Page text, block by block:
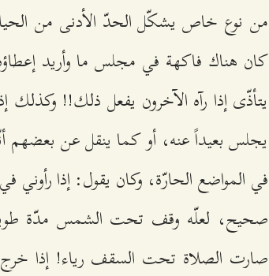
من نوع خاص يشكّل الحدّ الأدنى من
كان هناك فاكهة في مجلس ما وأريد
يتأذّى إذا رآه الآخرون يفعل ذلك!!
يجلس بعيداً عنه، أو كما ينقل عن بعضهم
في المواضع الحارّة، وكان يقول: إذا رأوني
صحيح، لعلّه وقف تحت الشمس مدّة
صارت الصلاة تحت السقف رياء! إذا خرج